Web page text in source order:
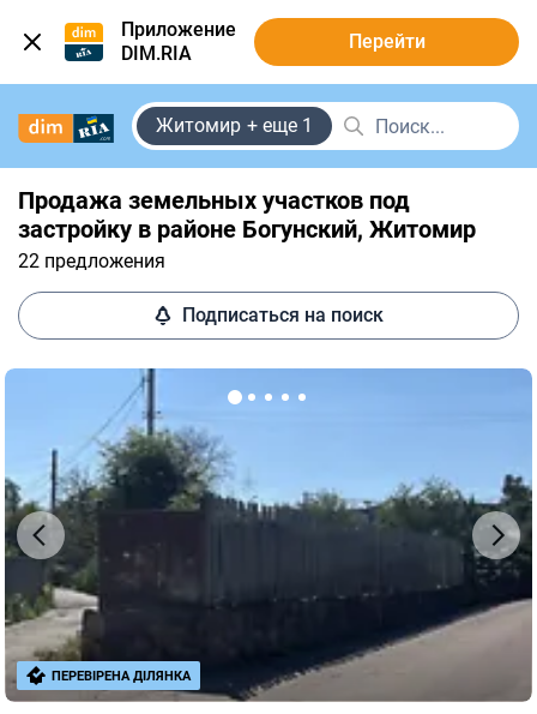
Приложение
DIM.RIA
Перейти
Житомир + еще 1
Продажа земельных участков под
застройку в районе Богунский, Житомир
22 предложения
Подписаться на поиск
ПЕРЕВІРЕНА ДІЛЯНКА